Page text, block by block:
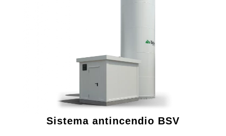
Consenso
ho preso visione dell’Informativa
Consenso
Sistema antincendio BSV